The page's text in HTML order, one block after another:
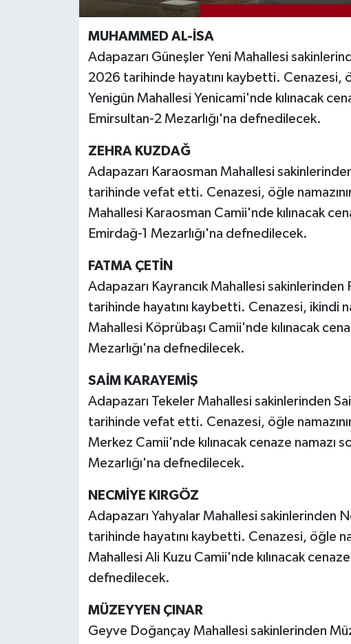
MUHAMMED AL-İSA
Adapazarı Güneşler Yeni Mahallesi
2026 tarihinde hayatını kaybetti. Cenazesi,
Yenigün Mahallesi Yenicami'nde kılınacak
Emirsultan-2 Mezarlığı'na defnedilecek.
ZEHRA KUZDAĞ
Adapazarı Karaosman Mahallesi
tarihinde vefat etti. Cenazesi, öğle
Mahallesi Karaosman Camii'nde kılınacak
Emirdağ-1 Mezarlığı'na defnedilecek.
FATMA ÇETİN
Adapazarı Kayrancık Mahallesi
tarihinde hayatını kaybetti. Cenazesi, ikindi
Mahallesi Köprübaşı Camii'nde kılınacak
Mezarlığı'na defnedilecek.
SAİM KARAYEMİŞ
Adapazarı Tekeler Mahallesi sakinlerinden
tarihinde vefat etti. Cenazesi, öğle
Merkez Camii'nde kılınacak cenaze namazı
Mezarlığı'na defnedilecek.
NECMİYE KIRGÖZ
Adapazarı Yahyalar Mahallesi sakinlerinden
tarihinde hayatını kaybetti. Cenazesi, öğle
Mahallesi Ali Kuzu Camii'nde kılınacak cenaze
defnedilecek.
MÜZEYYEN ÇINAR
Geyve Doğançay Mahallesi sakinlerinden